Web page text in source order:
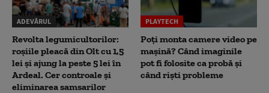
ADEVĂRUL
Revolta legumicultorilor:
roșiile pleacă din Olt cu 1,5
lei și ajung la peste 5 lei în
Ardeal. Cer controale și
eliminarea samsarilor
PLAYTECH
Poți monta camere video pe
mașină? Când imaginile
pot fi folosite ca probă și
când riști probleme